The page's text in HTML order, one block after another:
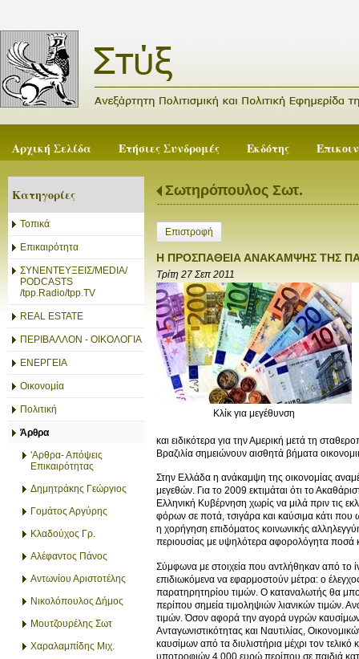
Αρχική Σελίδα Ετήσιες Συνδρομές Εκδότης
Κατηγορίες
Τοπικά
Επικαιρότητα
ΣΥΝΕΝΤΕΥΞΕΙΣ/MEDIA/
PODCASTS
/tpp.Radio/tpp.TV
REAL ESTATE
ΠΕΡΙΒΑΛΛΟΝ - ΟΙΚΟΛΟΓΙΑ
ΕΝΕΡΓΕΙΑ
Οικονομία
Πολιτική
Άρθρα
'Αρθρα- Απόψεις
Επικαιρότητας
Δημητράκης Γεώργιος
Γομάτος Αργύρης
Κλαδούχος Γρ.
Αλέφαντος Πάνος
Αντωνίου Αριστοτέλης
Νικολόπουλος Δήμος
Μουτζουρέλης Σωτ
Χαραλαμπίδης Μιχ.
Σωτηρόπουλος Σωτ.
Επιστροφή
Η ΠΡΟΣΠΑΘΕΙΑ ΑΝΑΚΑΜΨΗΣ ΤΗΣ
Τρίτη 27 Σεπ 2011
Κλίκ για μεγέθυνση
και ειδικότερα για την Αμερική μετά τη
Βραζιλία σημειώνουν αισθητά βήματα
Στην Ελλάδα η ανάκαμψη της οικονομίας
μεγεθών. Για το 2009 εκτιμάται ότι το
Ελληνική Κυβέρνηση χωρίς να μιλά πριν τις
φόρων σε ποτά, τσιγάρα και καύσιμα κάτι που
η χορήγηση επιδόματος κοινωνικής
περιουσίας με υψηλότερα αφορολόγητα
Σύμφωνα με στοιχεία που αντλήθηκαν από το
επιδιωκόμενα να εφαρμοστούν μέτρα: ο
παρατηρητηρίου τιμών. Ο καταναλωτής θα
περίπου σημεία τιμοληψιών λιανικών τιμών.
τιμών. Όσον αφορά την αγορά υγρών καυσίμων
Ανταγωνιστικότητας και Ναυτιλίας,
καυσίμων από τα διυλιστήρια μέχρι τον
υποτροφιών 4.000 ευρώ περίπου σε παιδιά